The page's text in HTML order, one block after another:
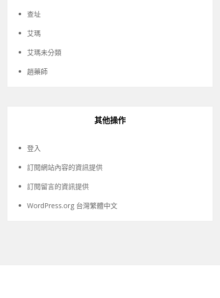
查址
艾瑪
艾瑪未分類
趙藥師
其他操作
登入
訂閱網站內容的資訊提供
訂閱留言的資訊提供
WordPress.org 台灣繁體中文